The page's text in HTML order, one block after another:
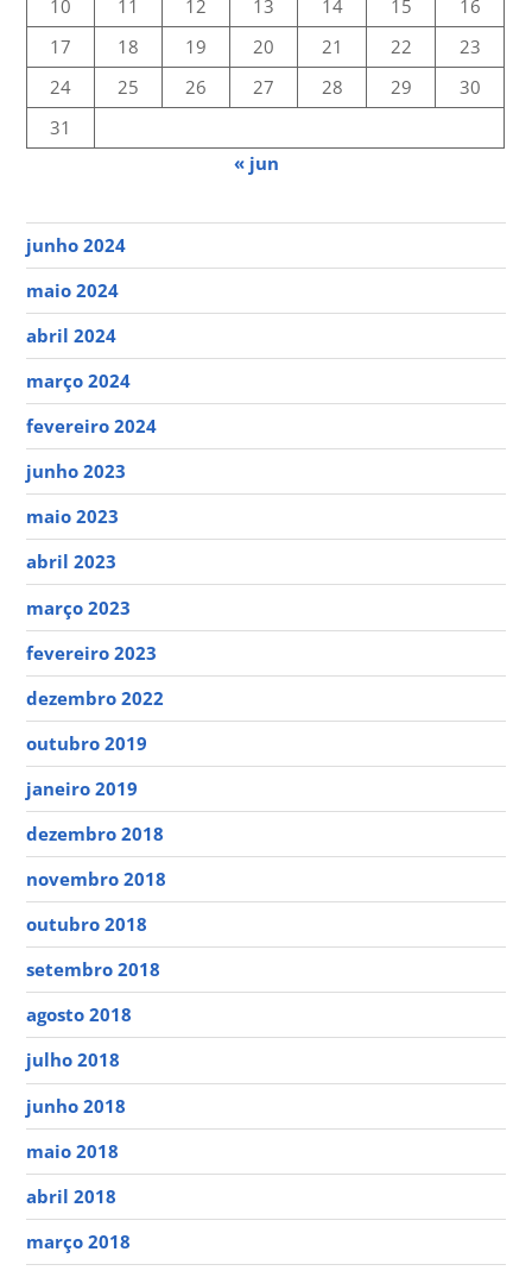
10 11 12 13 14 15
16
17
18 19 20 21 22
23
24
25 26 27 28 29
30
31
« jun
junho 2024
maio 2024
abril 2024
março 2024
fevereiro 2024
junho 2023
maio 2023
abril 2023
março 2023
fevereiro 2023
dezembro 2022
outubro 2019
janeiro 2019
dezembro 2018
novembro 2018
outubro 2018
setembro 2018
agosto 2018
julho 2018
junho 2018
maio 2018
abril 2018
março 2018